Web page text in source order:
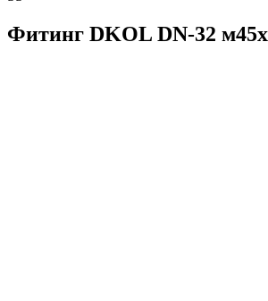
Фитинг DKOL DN-32